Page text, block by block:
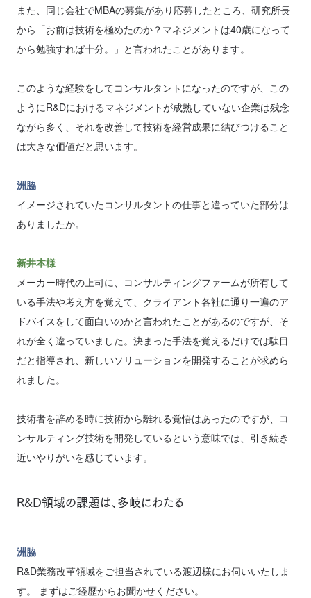
また、同じ会社でMBAの募集があり応募したところ、研究所長
から「お前は技術を極めたのか？マネジメントは40歳になって
から勉強すれば十分。」と言われたことがあります。
このような経験をしてコンサルタントになったのですが、この
ようにR&Dにおけるマネジメントが成熟していない企業は残念
ながら多く、それを改善して技術を経営成果に結びつけること
は大きな価値だと思います。
洲脇
イメージされていたコンサルタントの仕事と違っていた部分は
ありましたか。
新井本様
メーカー時代の上司に、コンサルティングファームが所有して
いる手法や考え方を覚えて、クライアント各社に通り一遍のア
ドバイスをして面白いのかと言われたことがあるのですが、そ
れが全く違っていました。決まった手法を覚えるだけでは駄目
だと指導され、新しいソリューションを開発することが求めら
れました。
技術者を辞める時に技術から離れる覚悟はあったのですが、コ
ンサルティング技術を開発しているという意味では、引き続き
近いやりがいを感じています。
R&D領域の課題は、多岐にわたる
洲脇
R&D業務改革領域をご担当されている渡辺様にお伺いいたしま
す。 まずはご経歴からお聞かせください。